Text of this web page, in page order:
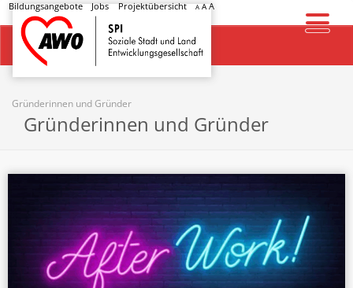
Bildungsangebote Jobs Projektübersicht A AA
Startseite
Gründerinnen und Gründer
Gründerinnen und Gründer